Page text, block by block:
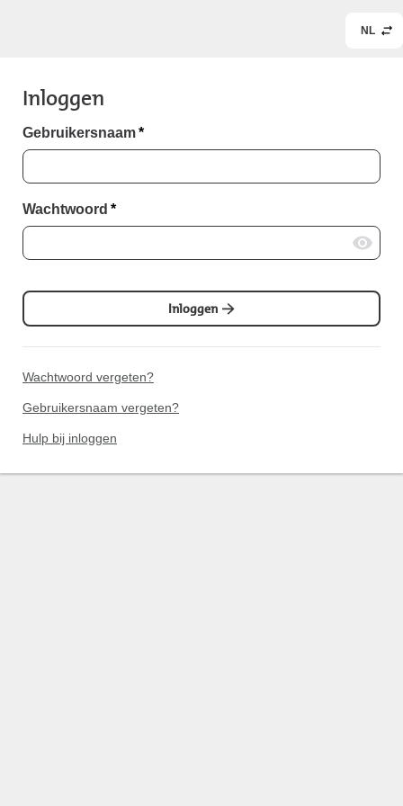
NL
Inloggen
Gebruikersnaam*
Wachtwoord *
Inloggen
Wachtwoord vergeten?
Gebruikersnaam vergeten?
Hulp bij inloggen